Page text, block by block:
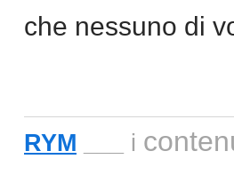
che nessuno di
RYM i